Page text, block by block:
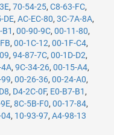
, 70-54-25, C8-63-FC,
DE, AC-EC-80, 3C-7A-8A,
, 00-90-9C, 00-11-80,
, 00-1C-12, 00-1F-C4,
, 94-87-7C, 00-1D-D2,
, 9C-34-26, 00-15-A4,
, 00-26-36, 00-24-A0,
, D4-2C-0F, E0-B7-B1 ,
, 8C-5B-F0, 00-17-84,
04, 10-93-97, A4-98-13